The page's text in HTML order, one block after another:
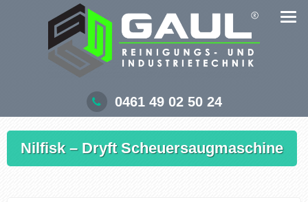
0461 49 02 50 24
Nilfisk – Dryft Scheuersaugmaschine